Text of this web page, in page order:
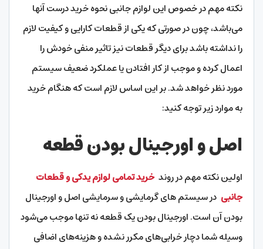
نکته مهم در خصوص این لوازم جانبی نحوه خرید درست آنها
می‌باشد، چون در صورتی که یکی از قطعات کارایی و کیفیت لازم
را نداشته باشد برای دیگر قطعات نیز تاثیر منفی خودش را
اعمال کرده و موجب از کار افتادن یا عملکرد ضعیف سیستم
مورد نظر خواهد شد. بر این اساس لازم است که هنگام خرید
به موارد زیر توجه کنید:
اصل و اورجینال بودن قطعه
اولین نکته مهم در روندخرید تمامی لوازم یدکی و قطعات
جانبی در سیستم‌ های گرمایشی و سرمایشی اصل و اورجینال
بودن آن است. اورجینال بودن یک قطعه نه تنها موجب می‌شود
وسیله شما دچار خرابی‌های مکرر نشده و هزینه‌های اضافی